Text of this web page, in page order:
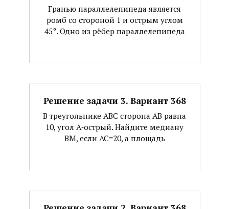
Гранью параллелепипеда является
ромб со стороной 1 и острым углом
45°. Одно из рёбер параллелепипеда
Решение задачи 3. Вариант 368
В треугольнике АВС сторона АВ равна
10, угол А‐острый. Найдите медиану
ВМ, если АС=20, а площадь